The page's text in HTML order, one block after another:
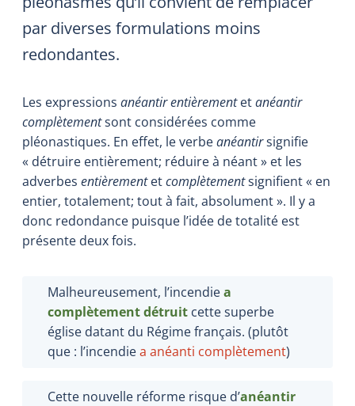
par diverses formulations moins
redondantes.
Les expressions anéantir entièrementetanéantir
complètementsont considérées comme
pléonastiques. En effet, le verbeanéantirsignifie
« détruire entièrement; réduire à néant » et les
adverbes entièrementetcomplètementsignifient « en
entier, totalement; tout à fait, absolument ». Il y a
donc redondance puisque l’idée de totalité est
présente deux fois.
Malheureusement, l’incendiea
complètement détruit cette superbe
église datant du Régime français. (plutôt
que : l’incendiea anéanti complètement)
Cette nouvelle réforme risque d’anéantir